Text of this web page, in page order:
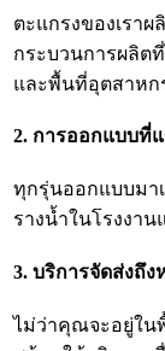
ตะแกรงของเราผ
กระบวนการผลิต
และพื้นที่อุตสาหก
2. การออกแบบที่
ทุกรุ่นออกแบบมา
รางน้ำในโรงงา
3. บริการจัดส่งถึง
ไม่ว่าคุณจะอยู่ใน